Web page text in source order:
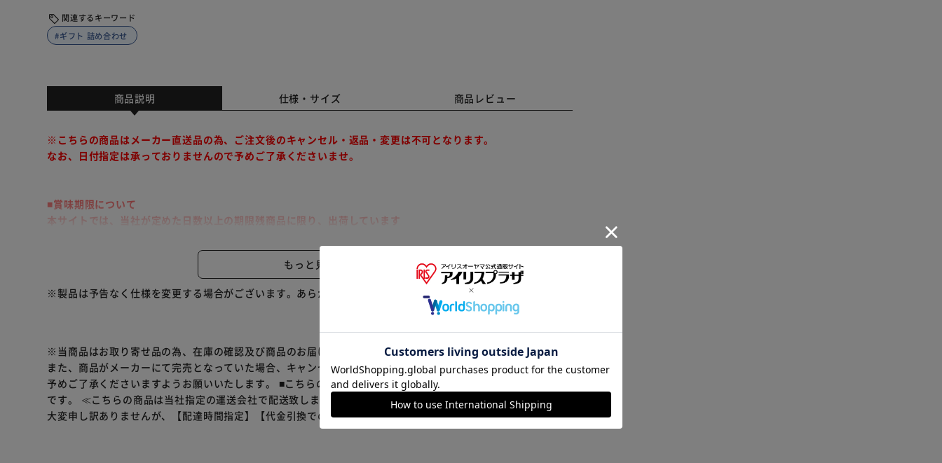
関連するキーワード
#ギフト 詰め合わせ
商品説明 仕様・サイズ 商品レビュー
※こちらの商品はメーカー直送品の為、ご注文後のキャンセル・返品・変更は不可となります。
なお、日付指定は承っておりませんので予めご了承くださいませ。
■賞味期限について
本サイトでは、当社が定めた日数以上の期限残商品に限り、出荷しています
こちらの商品は代金引換でのお支払い及び同梱発送・時間指定が出来かねます。予めご了承ください。
丁寧に二度焼きしてデコレーションしたクッキーに香ばしく焼き上げたサンドクッキーとプチタルトケーキの詰
合せです。
もっと見る
※製品は予告なく仕様を変更する場合がございます。あらかじめご了承ください。
※当商品はお取り寄せ品の為、在庫の確認及び商品のお届けまでお時間を頂く場合がございます。
また、商品がメーカーにて完売となっていた場合、キャンセル又は注文内容の変更をお願いいたしております。
予めご了承くださいますようお願いいたします。 ■こちらの商品はアイリスプラザがセレクトしたオススメ商品
です。 ≪こちらの商品は当社指定の運送会社で配送致します≫
大変申し訳ありませんが、【配達時間指定】【代金引換でのお支払】は出来ません。ご了承ください。
※ご確認ください